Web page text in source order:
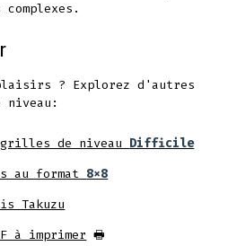
? Explorez d'autres
niveau:
de niveau Difficile
au format 8x8
Takuzu
à imprimer 🖶